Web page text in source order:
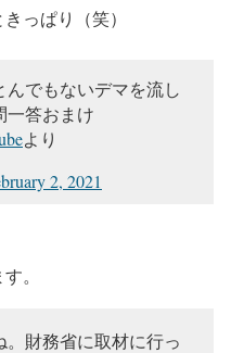
っぱり（笑）
んでもないデマを流し
一答おまけ
より
2, 2021
。
財務省に取材に行っ